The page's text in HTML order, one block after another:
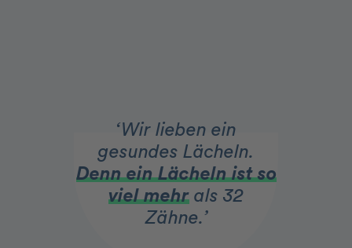
‘Wir lieben ein
gesundes Lächeln.
Denn ein Lächeln ist so
viel mehr als 32
Zähne.’